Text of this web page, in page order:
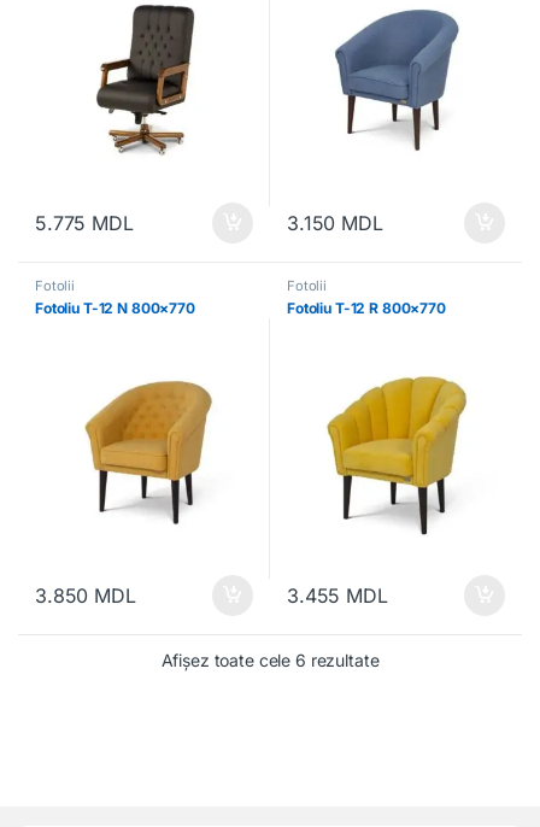
5.775 MDL 3.150 MDL
Fotolii
Fotoliu T-12 N 800×770
3.850 MDL
Fotolii
Fotoliu T-12 R 800×770
3.455 MDL
Afișez toate cele 6 rezultate